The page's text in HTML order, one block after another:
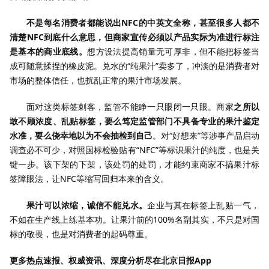
不是每名消费者都能说出NFC的中英文全称，甚至很多人都不
清楚NFC到底什么意思，但商家宣传必须以产品实际为准进行标注
是基本的商业底线。想方设法提高销量无可厚非，但不能把标签当
成可随意揉捏的橡皮泥。兑水的“纯果汁”卖多了，冲淡的是消费者对
市场的整体信任，也扰乱正常的果汁市场发展。
面对这类标签刺客，监管不能睁一只眼闭一只眼。商家之所以
敢不顾浓度、乱贴标签，要么笃定监管部门不具备专业的果汁鉴定
水准，要么侥幸地以为不会抽检到自己。对“好想来”等涉事产品启动
调查必不可少，对照国标检验贴有“NFC”等标识果汁的纯度，也是关
键一步。该下架的下架，该处罚的处罚，才能约束商家不搞果汁标
签障眼法，让NFC等缩写回归本来的含义。
果汁可以浓缩，诚信不能兑水。企业与其在标签上乱贴一气，
不如在生产线上练基本功。让果汁前的100%名副其实，不只是对国
标的敬畏，也是对消费者的起码尊重。
更多热点速报、权威资讯、深度分析尽在北京日报App